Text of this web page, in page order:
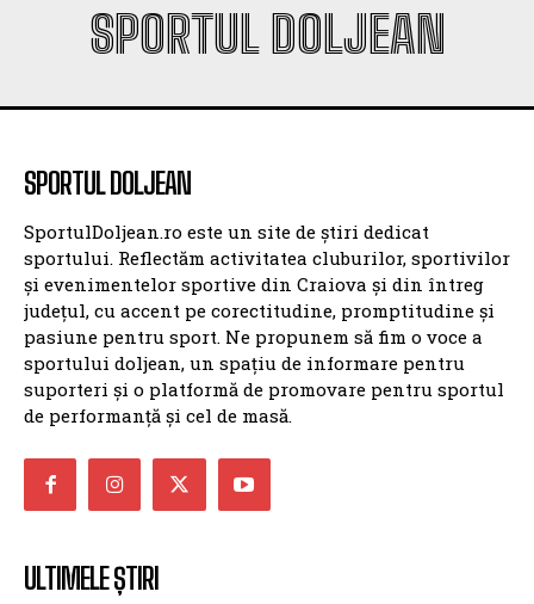
SPORTUL DOLJEAN
SPORTUL DOLJEAN
SportulDoljean.ro este un site de știri dedicat
sportului. Reflectăm activitatea cluburilor, sportivilor
și evenimentelor sportive din Craiova și din întreg
județul, cu accent pe corectitudine, promptitudine și
pasiune pentru sport. Ne propunem să fim o voce a
sportului doljean, un spațiu de informare pentru
suporteri și o platformă de promovare pentru sportul
de performanță și cel de masă.
ULTIMELE ȘTIRI